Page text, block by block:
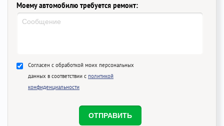
Моему автомобилю требуется ремонт:
Согласен с обработкой моих персональных
данных в соответствии с политикой
конфиденциальности